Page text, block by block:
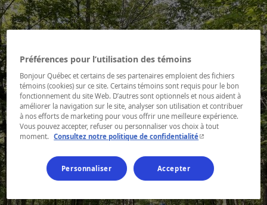
Préférences pour l’utilisation des témoins
Bonjour Québec et certains de ses partenaires emploient des fichiers
témoins (cookies) sur ce site. Certains témoins sont requis pour le bon
fonctionnement du site Web. D’autres sont optionnels et nous aident à
améliorer la navigation sur le site, analyser son utilisation et contribuer
à nos efforts de marketing pour vous offrir une meilleure expérience.
Vous pouvez accepter, refuser ou personnaliser vos choix à tout
moment.
Consultez notre politique de confidentialité- Cet hyperlien
Personnaliser Accepter